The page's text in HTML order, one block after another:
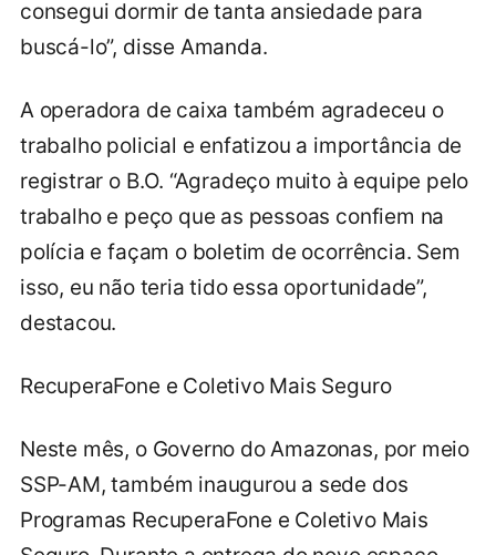
consegui dormir de tanta ansiedade para
buscá-lo”, disse Amanda.
A operadora de caixa também agradeceu o
trabalho policial e enfatizou a importância de
registrar o B.O. “Agradeço muito à equipe pelo
trabalho e peço que as pessoas confiem na
polícia e façam o boletim de ocorrência. Sem
isso, eu não teria tido essa oportunidade”,
destacou.
RecuperaFone e Coletivo Mais Seguro
Neste mês, o Governo do Amazonas, por meio
SSP-AM, também inaugurou a sede dos
Programas RecuperaFone e Coletivo Mais